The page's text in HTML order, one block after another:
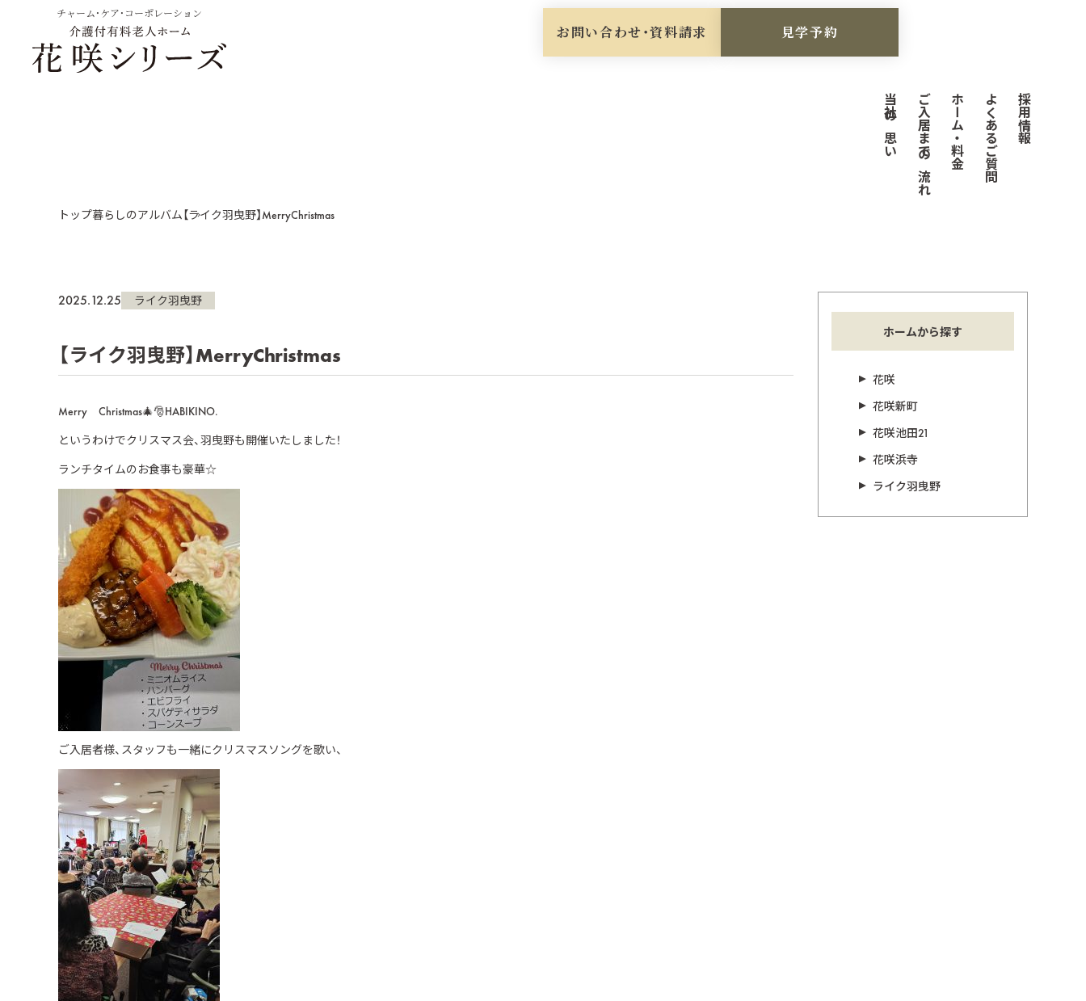
チャーム・ケア・コーポレーション
お問い合わせ・資料請求 見学予約
当社の思い ご入居までの流れ ホーム・料金 よくあるご質問 採用情報
トップ暮らしのアルバム 【ライク羽曳野】MerryChristmas
2025.12.25 ライク羽曳野
【ライク羽曳野】MerryChristmas
Merry Christmas🎄🎅HABIKINO.
というわけでクリスマス会、羽曳野も開催いたしました！
ランチタイムのお食事も豪華☆
ご入居者様、スタッフも一緒にクリスマスソングを歌い、
ホームから探す
花咲
花咲新町
花咲池田21
花咲浜寺
ライク羽曳野